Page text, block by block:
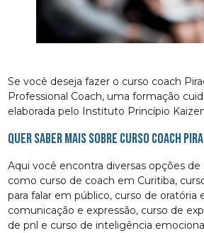
Se você deseja fazer o curso coach
Professional Coach, uma formação
elaborada pelo Instituto Princípio
Quer saber mais sobre curso coach
Aqui você encontra diversas opções de
como curso de coach em Curitiba,
para falar em público, curso de oratória
comunicação e expressão, curso de
de pnl e curso de inteligência